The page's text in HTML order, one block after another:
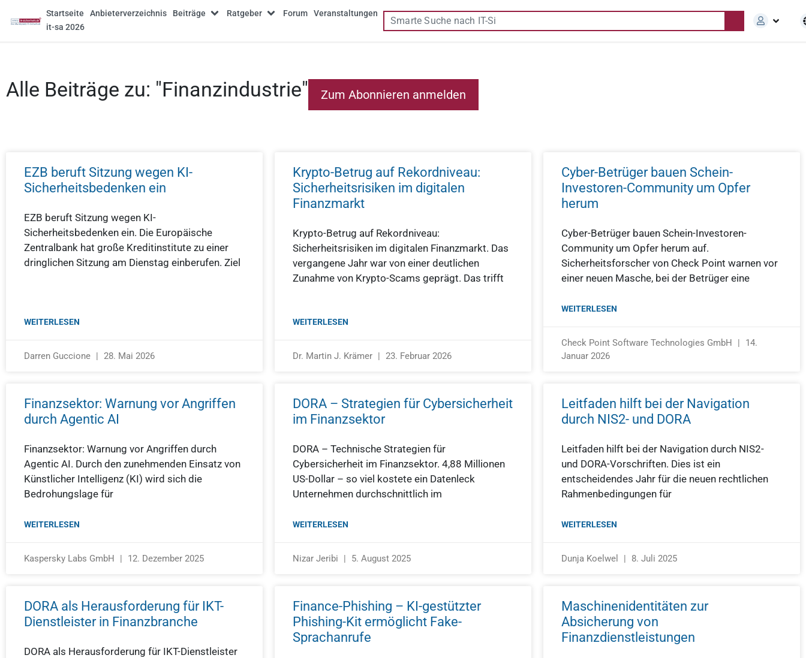
Startseite Anbieterverzeichnis Beiträge Ratgeber Forum
Veranstaltungen
it-sa 2026
Alle Beiträge zu: "Finanzindustrie"
EZB beruft Sitzung wegen KI-
Sicherheitsbedenken ein
EZB beruft Sitzung wegen KI-
Sicherheitsbedenken ein. Die Europäische
Zentralbank hat große Kreditinstitute zu einer
dringlichen Sitzung am Dienstag einberufen. Ziel
WEITERLESEN
Darren Guccione 28. Mai 2026
Krypto-Betrug auf Rekordniveau:
Sicherheitsrisiken im digitalen
Finanzmarkt
Krypto-Betrug auf Rekordniveau:
Sicherheitsrisiken im digitalen Finanzmarkt. Das
vergangene Jahr war von einer deutlichen
Zunahme von Krypto-Scams geprägt. Das trifft
WEITERLESEN
Dr. Martin J. Krämer 23. Februar 2026
Cyber-Betrüger bauen Schein-
Investoren-Community um Opfer
herum
Cyber-Betrüger bauen Schein-Investoren-
Community um Opfer herum auf.
Sicherheitsforscher von Check Point warnen vor
einer neuen Masche, bei der Betrüger eine
WEITERLESEN
Check Point Software Technologies GmbH
14.
Januar 2026
Finanzsektor: Warnung vor Angriffen
durch Agentic AI
Finanzsektor: Warnung vor Angriffen durch
Agentic AI. Durch den zunehmenden Einsatz von
Künstlicher Intelligenz (KI) wird sich die
Bedrohungslage für
WEITERLESEN
Kaspersky Labs GmbH 12. Dezember 2025
DORA – Strategien für Cybersicherheit
im Finanzsektor
DORA – Technische Strategien für
Cybersicherheit im Finanzsektor. 4,88 Millionen
US-Dollar – so viel kostete ein Datenleck
Unternehmen durchschnittlich im
WEITERLESEN
Nizar Jeribi 5. August 2025
Leitfaden hilft bei der Navigation
durch NIS2- und DORA
Leitfaden hilft bei der Navigation durch NIS2-
und DORA-Vorschriften. Dies ist ein
entscheidendes Jahr für die neuen rechtlichen
Rahmenbedingungen für
WEITERLESEN
Dunja Koelwel 8. Juli 2025
DORA als Herausforderung für IKT-
Dienstleister in Finanzbranche
DORA als Herausforderung für IKT-Dienstleister
Finance-Phishing – KI-gestützter
Phishing-Kit ermöglicht Fake-
Sprachanrufe
Maschinenidentitäten zur
Absicherung von
Finanzdienstleistungen